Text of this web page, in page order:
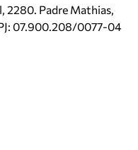
2280. Padre Mathias,
07.900.208/0077-04